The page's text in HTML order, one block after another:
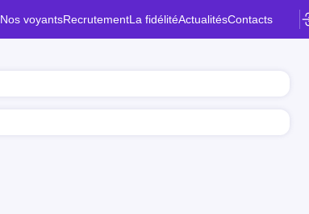
Nos voyantsRecrutementLa fidélitéActualitésContacts